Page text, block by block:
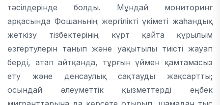
тәсілдерінде болды. Мұндай мониторинг
арқасында Фошаньнің жергілікті үкіметі жаһандық
жеткізу тізбектерінің күрт қайта құрылым
өзгертулерін танып және уақытылы тиісті жауап
берді, атап айтқанда, тұрғын үймен қамтамасыз
ету және денсаулық сақтауды жақсартты;
осындай әлеуметтік қызметтерді еңбек